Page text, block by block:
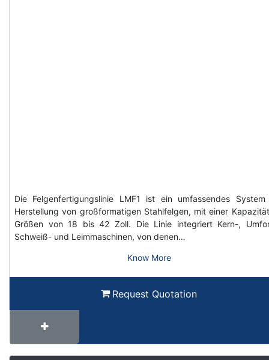
Die Felgenfertigungslinie LMF1 ist ein umfassendes
Herstellung von großformatigen Stahlfelgen, mit einer
Größen von 18 bis 42 Zoll. Die Linie integriert Kern-,
Schweiß- und Leimmaschinen, von denen…
Know More
Request Quotation